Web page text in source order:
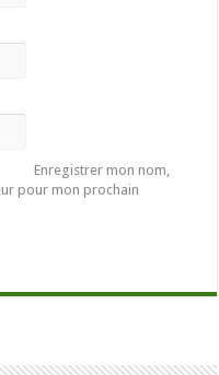
Enregistrer mon nom,
pour mon prochain